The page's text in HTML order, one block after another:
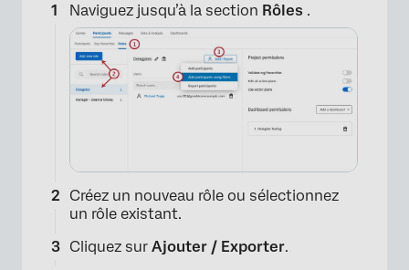
Naviguez jusqu’à la section Rôles .
Créez un nouveau rôle ou sélectionnez
un rôle existant.
Cliquez sur Ajouter / Exporter.